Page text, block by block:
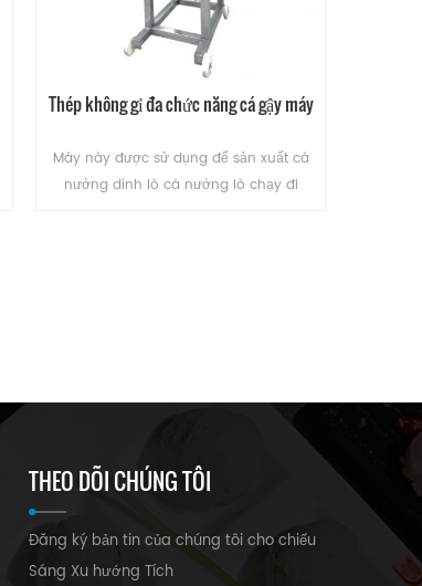
Thép không gỉ đa chức năng cá gậy máy
Máy này được sử dụng để sản xuất cá
nướng dính lò cá nướng lò chạy đi
THEO DÕI CHÚNG TÔI
Đăng ký bản tin của chúng tôi cho chiếu
Sáng Xu hướng Tích